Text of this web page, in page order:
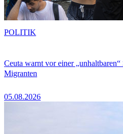
Ceuta warnt vor einer
Migranten
05.08.2026
POLITIK